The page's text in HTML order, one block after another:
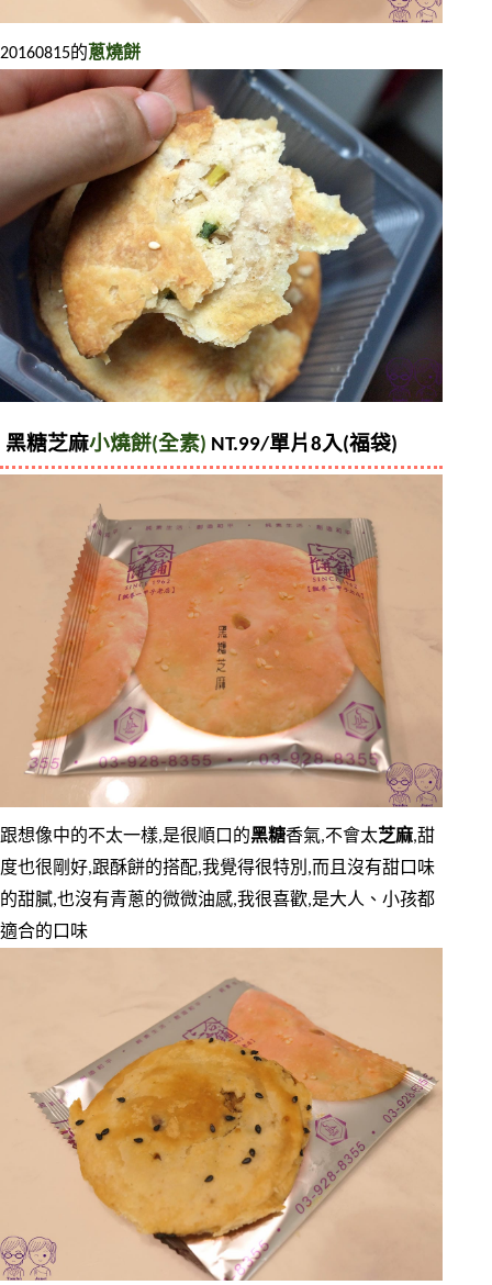
20160815的蔥燒餅
黑糖芝麻小燒餅(全素) NT.99/單片8入(福袋)
跟想像中的不太一樣,是很順口的黑糖香氣,不會太芝麻,甜
度也很剛好,跟酥餅的搭配,我覺得很特別,而且沒有甜口味
的甜膩,也沒有青蔥的微微油感,我很喜歡,是大人、小孩都
適合的口味